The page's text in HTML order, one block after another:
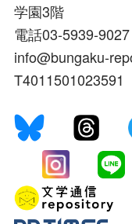
学園3階
電話03-5939-
info@bungaku-
T4011501023591